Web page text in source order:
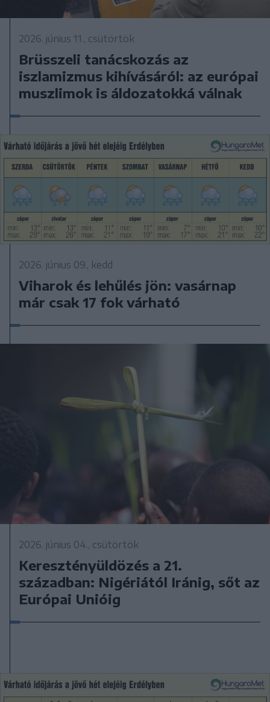
2026. június 11., csütörtök
Brüsszeli tanácskozás az
iszlamizmus kihívásáról: az európai
muszlimok is áldozatokká válnak
2026. június 09., kedd
Viharok és lehűlés jön: vasárnap
már csak 17 fok várható
2026. június 04., csütörtök
Keresztényüldözés a 21.
században: Nigériától Iránig, sőt az
Európai Unióig